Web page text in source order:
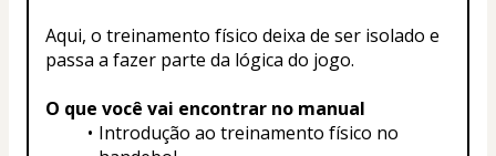
Aqui, o treinamento físico deixa de ser isolado e
passa a fazer parte da lógica do jogo.
O que você vai encontrar no manual
Introdução ao treinamento físico no